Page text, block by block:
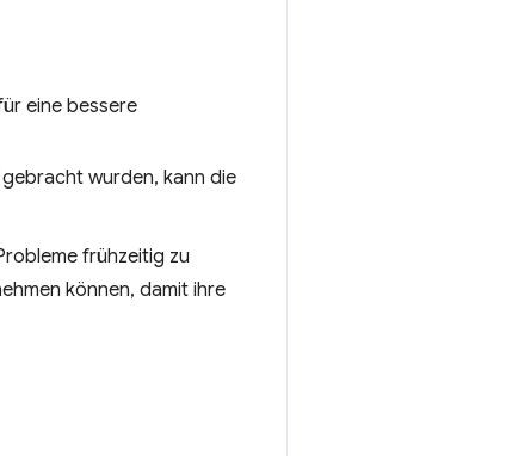
eine bessere
wurden, kann die
frühzeitig zu
können, damit ihre